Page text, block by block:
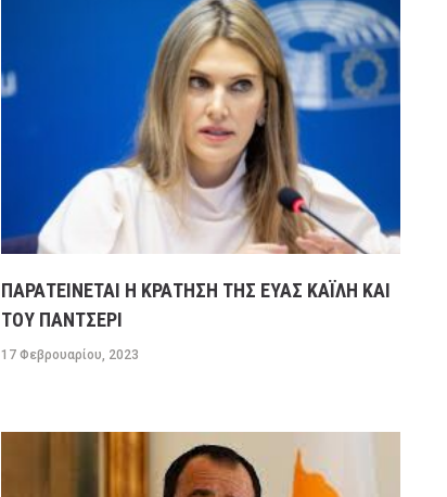
ΠΑΡΑΤΕΙΝΕΤΑΙ Η ΚΡΑΤΗΣΗ ΤΗΣ ΕΥΑΣ ΚΑΪΛΗ ΚΑΙ
ΤΟΥ ΠΑΝΤΣΕΡΙ
17 Φεβρουαρίου, 2023